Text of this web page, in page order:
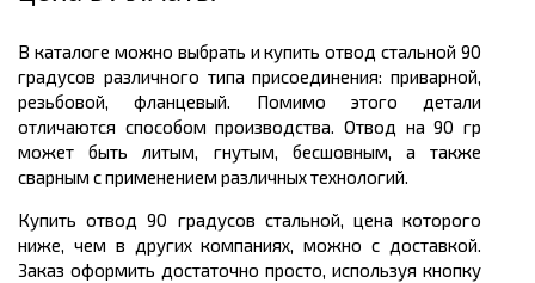
В каталоге можно выбрать и купить отвод стальной 90
градусов различного типа присоединения: приварной,
резьбовой, фланцевый. Помимо этого детали
отличаются способом производства. Отвод на 90 гр
может быть литым, гнутым, бесшовным, а также
сварным с применением различных технологий.
Купить отвод 90 градусов стальной, цена которого
ниже, чем в других компаниях, можно с доставкой.
Заказ оформить достаточно просто, используя кнопку